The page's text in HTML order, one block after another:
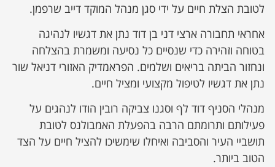
לטובת הצלת חיים על ידי סגן מנהל המוקד דייב שרפמן.
אחראי תחבורה ארצי דני בן דוד נתן את דגשיו לנהיגה
בטוחה וזהירה כדי שנסיים כל נסיעה ומשמרת בהצלחה
ונחזור הביתה בריאים ושלמים. הפראמדיק האזורי דניאל שור
נתן את דגשיו לטיפול מקצועי ומציל חיים.
מנהלי הסניף דוד לף וסגנו צביקה רובין הודו לנהגים על
פעילותם ותרומתם הרבה בהפעלת האמבולנס לטובת
תושביי העיר והסביבה ואיחלו שימשיכו להציל חיים על הצד
הטוב ביותר.